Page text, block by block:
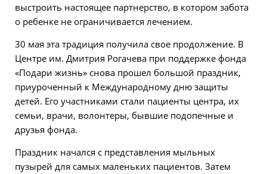
выстроить настоящее партнерство, в котором забота
о ребенке не ограничивается лечением.
30 мая эта традиция получила свое продолжение. В
Центре им. Дмитрия Рогачева при поддержке фонда
«Подари жизнь» снова прошел большой праздник,
приуроченный к Международному дню защиты
детей. Его участниками стали пациенты центра, их
семьи, врачи, волонтеры, бывшие подопечные и
друзья фонда.
Праздник начался с представления мыльных
пузырей для самых маленьких пациентов. Затем